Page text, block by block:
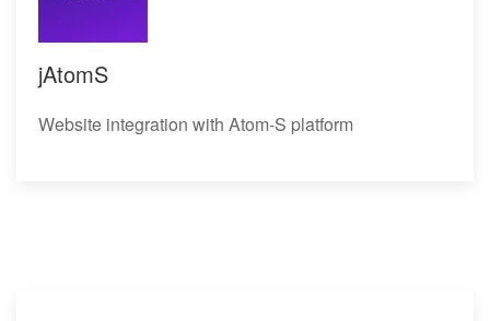
jAtomS
Website integration with Atom-S platform